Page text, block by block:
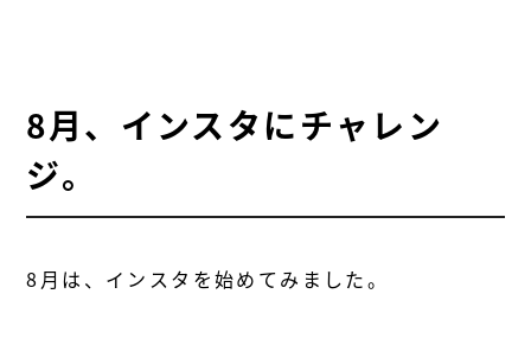
8月、インスタにチャレン
ジ。
8月は、インスタを始めてみました。